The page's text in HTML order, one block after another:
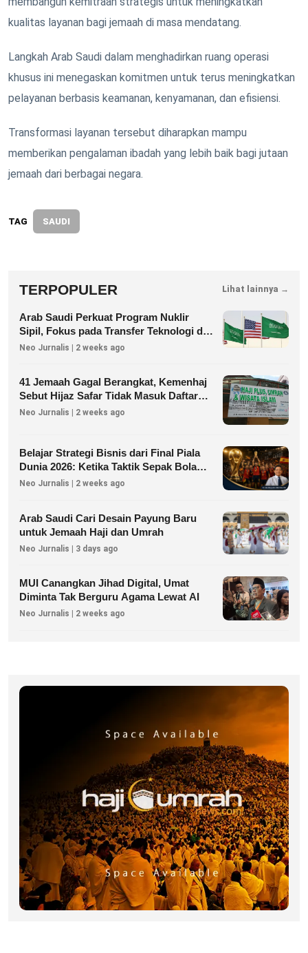
kualitas layanan bagi jemaah di masa mendatang.
Langkah Arab Saudi dalam menghadirkan ruang operasi
khusus ini menegaskan komitmen untuk terus meningkatkan
pelayanan berbasis keamanan, kenyamanan, dan efisiensi.
Transformasi layanan tersebut diharapkan mampu
memberikan pengalaman ibadah yang lebih baik bagi jutaan
jemaah dari berbagai negara.
TAG SAUDI
TERPOPULER Lihat lainnya →
Arab Saudi Perkuat Program Nuklir
Sipil, Fokus pada Transfer Teknologi dan
Kedaulatan Energi
Neo Jurnalis | 2 weeks ago
41 Jemaah Gagal Berangkat, Kemenhaj
Sebut Hijaz Safar Tidak Masuk Daftar
Resmi PPIU
Neo Jurnalis | 2 weeks ago
Belajar Strategi Bisnis dari Final Piala
Dunia 2026: Ketika Taktik Sepak Bola
Menjadi Inspirasi Kesuksesan Bisnis
Neo Jurnalis | 2 weeks ago
Arab Saudi Cari Desain Payung Baru
untuk Jemaah Haji dan Umrah
Neo Jurnalis | 3 days ago
MUI Canangkan Jihad Digital, Umat
Diminta Tak Berguru Agama Lewat AI
Neo Jurnalis | 2 weeks ago